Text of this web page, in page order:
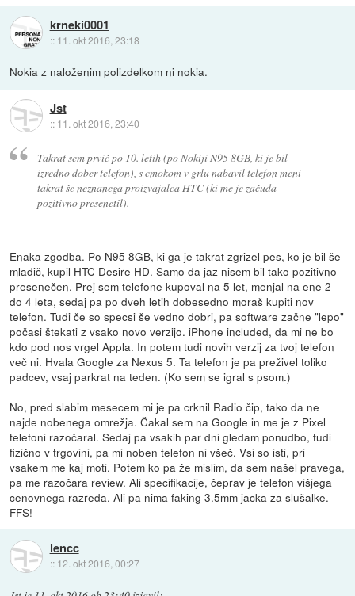
krneki0001
:: 11. okt 2016, 23:18
Nokia z naloženim polizdelkom ni nokia.
Jst
:: 11. okt 2016, 23:40
Takrat sem prvič po 10. letih (po Nokiji N95 8GB, ki je bil
izredno dober telefon), s cmokom v grlu nabavil telefon meni
takrat še neznanega proizvajalca HTC (ki me je začuda
pozitivno presenetil).
Enaka zgodba. Po N95 8GB, ki ga je takrat zgrizel pes, ko je bil še
mladič, kupil HTC Desire HD. Samo da jaz nisem bil tako pozitivno
presenečen. Prej sem telefone kupoval na 5 let, menjal na ene 2
do 4 leta, sedaj pa po dveh letih dobesedno moraš kupiti nov
telefon. Tudi če so specsi še vedno dobri, pa software začne "lepo"
počasi štekati z vsako novo verzijo. iPhone included, da mi ne bo
kdo pod nos vrgel Appla. In potem tudi novih verzij za tvoj telefon
več ni. Hvala Google za Nexus 5. Ta telefon je pa preživel toliko
padcev, vsaj parkrat na teden. (Ko sem se igral s psom.)
No, pred slabim mesecem mi je pa crknil Radio čip, tako da ne
najde nobenega omrežja. Čakal sem na Google in me je z Pixel
telefoni razočaral. Sedaj pa vsakih par dni gledam ponudbo, tudi
fizično v trgovini, pa mi noben telefon ni všeč. Vsi so isti, pri
vsakem me kaj moti. Potem ko pa že mislim, da sem našel pravega,
pa me razočara review. Ali specifikacije, čeprav je telefon višjega
cenovnega razreda. Ali pa nima faking 3.5mm jacka za slušalke.
FFS!
lencc
:: 12. okt 2016, 00:27